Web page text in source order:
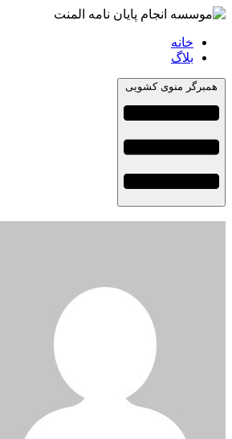
خانه
بلاگ
همبرگر منوی کشویی